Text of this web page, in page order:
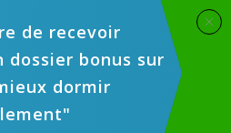
de recevoir
bonus sur
dormir